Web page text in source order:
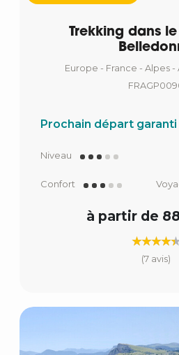
Trekking dans
Europe - France - Alpes -
Prochain départ
Niveau
Confort
à partir de
(7 avis)